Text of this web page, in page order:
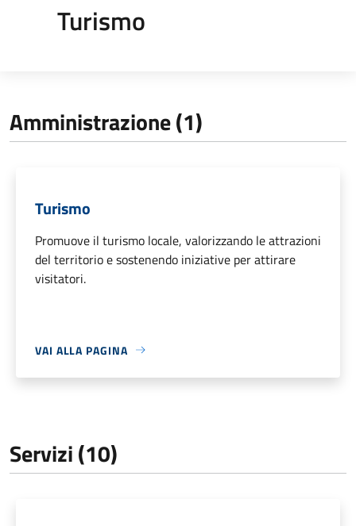
Turismo
Amministrazione (1)
Turismo
Promuove il turismo locale, valorizzando le attrazioni
del territorio e sostenendo iniziative per attirare
visitatori.
VAI ALLA PAGINA
Servizi (10)